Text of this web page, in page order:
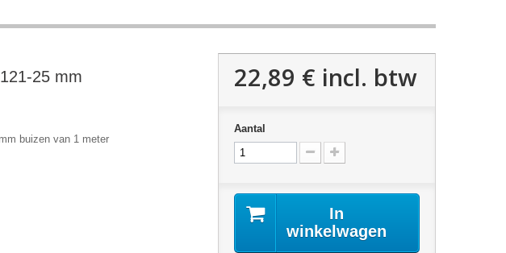
25 mm
buizen van 1 meter
22,89 € incl. btw
Aantal
In
winkelwagen